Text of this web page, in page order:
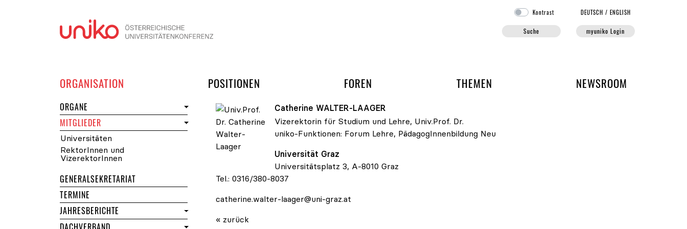
Kontrast DEUTSCH /ENGLISH
Suche myuniko Login
ORGANISATION POSITIONEN FOREN UND ARBEITSGRUPPEN DER UNIKO
THEMEN NEWSROOM
ORGANE
MITGLIEDERDER UNIKO
Universitäten
RektorInnen und
VizerektorInnen
GENERALSEKRETARIAT
TERMINE
JAHRESBERICHTE
Univ.Prof. Dr. Catherine Walter-Laager
Catherine WALTER-LAAGER
Vizerektorin für Studium und Lehre, Univ.Prof. Dr.
uniko-Funktionen: Forum Lehre, PädagogInnenbildung Neu
Universität Graz
Universitätsplatz 3, A-8010 Graz
Tel.: 0316/380-8037
catherine.walter-laager@uni-graz.at
« zurück